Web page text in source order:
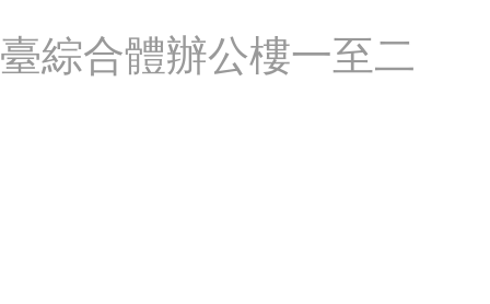
綜合體辦公樓一至二